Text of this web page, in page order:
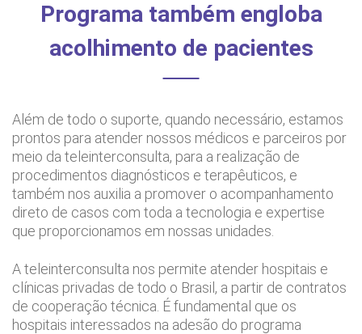
Saiba mais
CEP: 01438-000 | Jardim Paulista
São Paulo - SP
de Sangue
de cuidado
e perdidos
Programa também engloba
acolhimento de pacientes
Além de todo o suporte, quando necessário, estamos
prontos para atender nossos médicos e parceiros por
meio da teleinterconsulta, para a realização de
procedimentos diagnósticos e terapêuticos, e
também nos auxilia a promover o acompanhamento
direto de casos com toda a tecnologia e expertise
que proporcionamos em nossas unidades.
A teleinterconsulta nos permite atender hospitais e
clínicas privadas de todo o Brasil, a partir de contratos
de cooperação técnica. É fundamental que os
hospitais interessados na adesão do programa